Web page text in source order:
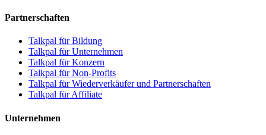
Partnerschaften
Talkpal für Bildung
Talkpal für Unternehmen
Talkpal für Konzern
Talkpal für Non-Profits
Talkpal für Wiederverkäufer und Partnerschaften
Talkpal für Affiliate
Unternehmen